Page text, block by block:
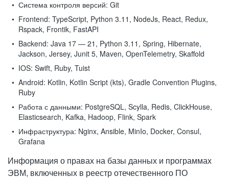
Система контроля версий: Git
Frontend: TypeScript, Python 3.11, NodeJs, React, Redux,
Rspack, Frontik, FastAPI
Backend: Java 17 — 21, Python 3.11, Spring, Hibernate,
Jackson, Jersey, Junit 5, Maven, OpenTelemetry, Skaffold
IOS: Swift, Ruby, Tuist
Android: Kotlin, Kotlin Script (kts), Gradle Convention Plugins,
Ruby
Работа с данными: PostgreSQL, Scylla, Redis, ClickHouse,
Elasticsearch, Kafka, Hadoop, Flink, Spark
Инфраструктура: Nginx, Ansible, MinIo, Docker, Consul,
Grafana
Информация о правах на базы данных и программах
ЭВМ, включенных в реестр отечественного ПО